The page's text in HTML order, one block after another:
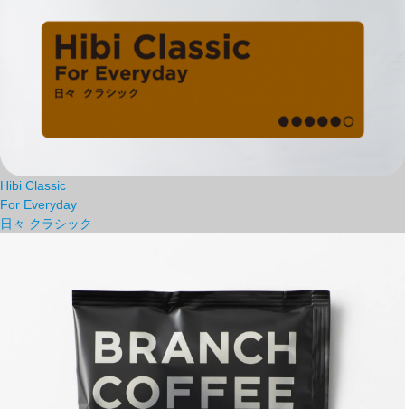
Hibi Classic
For Everyday
日々 クラシック